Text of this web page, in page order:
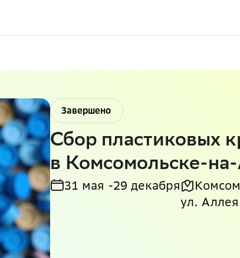
Завершено
Сбор пластиковых
в Комсомольске-
ул.
31 мая -29 декабря